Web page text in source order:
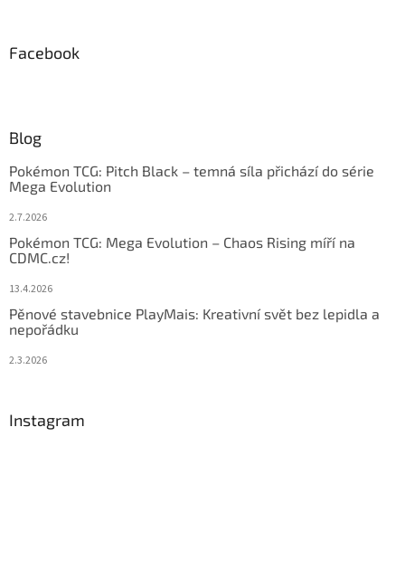
Facebook
Blog
Pokémon TCG: Pitch Black – temná síla přichází do série
Mega Evolution
2.7.2026
Pokémon TCG: Mega Evolution – Chaos Rising míří na
CDMC.cz!
13.4.2026
Pěnové stavebnice PlayMais: Kreativní svět bez lepidla a
nepořádku
2.3.2026
Instagram